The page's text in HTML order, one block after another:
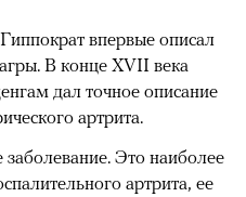
впервые описал
В конце ХVII века
дал точное описание
артрита.
Это наиболее
артрита, ее